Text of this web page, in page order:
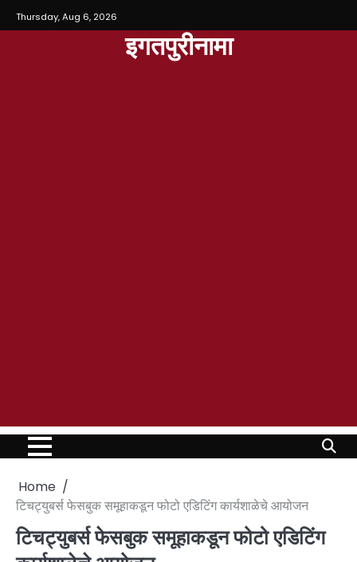
Thursday, Aug 6, 2026
इगतपुरीनामा
Home
टिचट्युबर्स फेसबुक समूहाकडून फोटो एडिटिंग कार्यशाळेचे आयोजन
टिचट्युबर्स फेसबुक समूहाकडून फोटो एडिटिंग